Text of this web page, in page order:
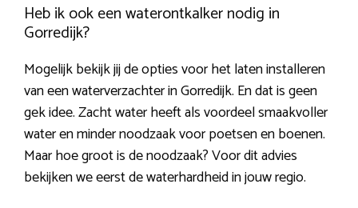
Heb ik ook een waterontkalker nodig in
Gorredijk?
Mogelijk bekijk jij de opties voor het laten installeren
van een waterverzachter in Gorredijk. En dat is geen
gek idee. Zacht water heeft als voordeel smaakvoller
water en minder noodzaak voor poetsen en boenen.
Maar hoe groot is de noodzaak? Voor dit advies
bekijken we eerst de waterhardheid in jouw regio.